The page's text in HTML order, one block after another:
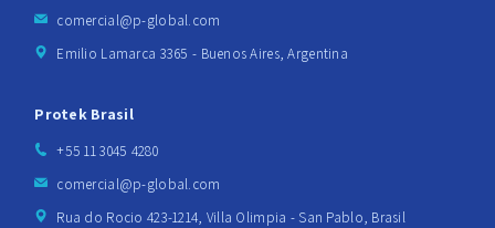
comercial@p-global.com
Emilio Lamarca 3365 - Buenos Aires, Argentina
Protek Brasil
+55 11 3045 4280
comercial@p-global.com
Rua do Rocio 423-1214, Villa Olimpia - San Pablo, Brasil